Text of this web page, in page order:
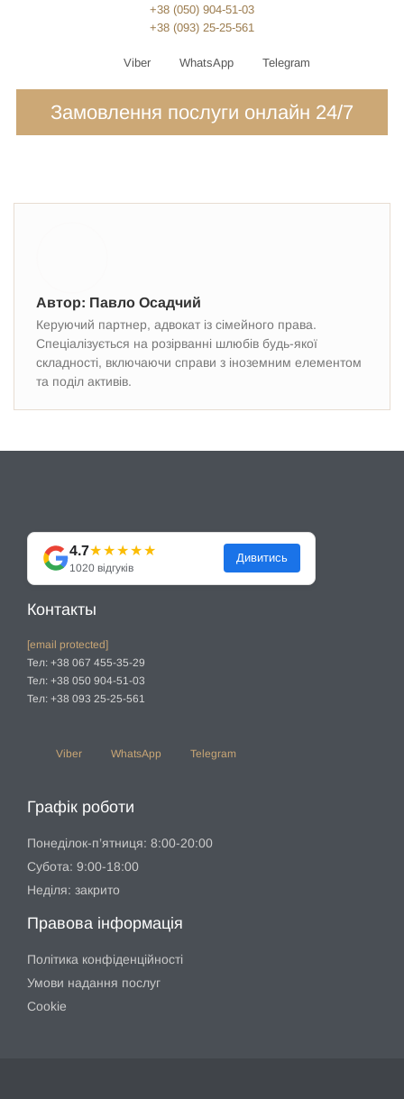
+38 (050) 904-51-03
+38 (093) 25-25-561
Viber WhatsApp Telegram
Замовлення послуги онлайн 24/7
Автор: Павло Осадчий
Керуючий партнер, адвокат із сімейного права.
Спеціалізується на розірванні шлюбів будь-якої
складності, включаючи справи з іноземним елементом
та поділ активів.
4.7★★★★★
1020 відгуків
Дивитись
Контакты
[email protected]
Тел: +38 067 455-35-29
Тел: +38 050 904-51-03
Тел: +38 093 25-25-561
Viber WhatsApp Telegram
Графік роботи
Понеділок-п’ятниця: 8:00-20:00
Субота: 9:00-18:00
Неділя: закрито
Правова інформація
Політика конфіденційності
Умови надання послуг
Cookie